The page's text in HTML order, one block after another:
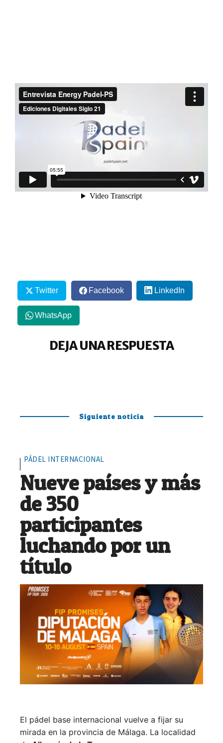
Twitter Facebook LinkedIn
WhatsApp
DEJA UNA RESPUESTA
Siguiente noticia
PÁDEL INTERNACIONAL
Nueve países y más
de 350
participantes
luchando por un
título
El pádel base internacional vuelve a fijar su
mirada en la provincia de Málaga. La localidad